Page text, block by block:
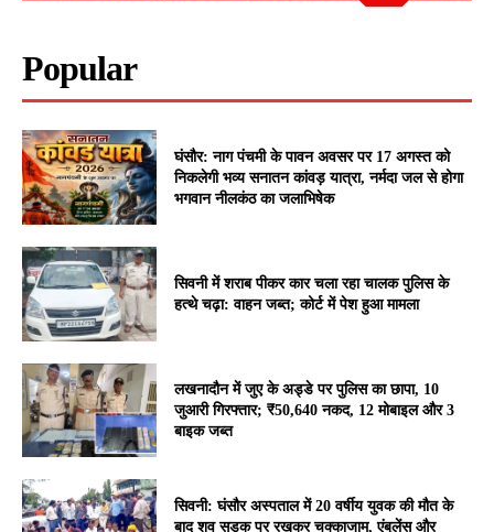
Popular
घंसौर: नाग पंचमी के पावन अवसर पर 17 अगस्त को
निकलेगी भव्य सनातन कांवड़ यात्रा, नर्मदा जल से होगा
भगवान नीलकंठ का जलाभिषेक
सिवनी में शराब पीकर कार चला रहा चालक पुलिस के
हत्थे चढ़ा: वाहन जब्त; कोर्ट में पेश हुआ मामला
लखनादौन में जुए के अड्डे पर पुलिस का छापा, 10
जुआरी गिरफ्तार; ₹50,640 नकद, 12 मोबाइल और 3
बाइक जब्त
सिवनी: घंसौर अस्पताल में 20 वर्षीय युवक की मौत के
बाद शव सड़क पर रखकर चक्काजाम, एंबुलेंस और